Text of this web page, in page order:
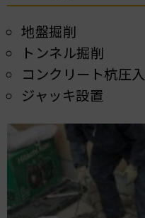
地盤掘削
トンネル掘削
コンクリート杭圧入
ジャッキ設置